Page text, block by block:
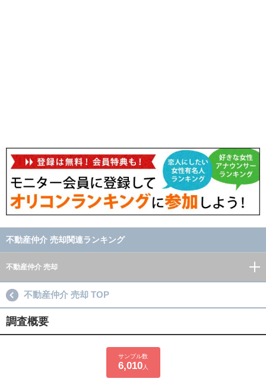
不動産仲介 売却関連ランキング
不動産仲介 売却
不動産仲介 売却 TOP
調査概要
サンプル数
6,010人